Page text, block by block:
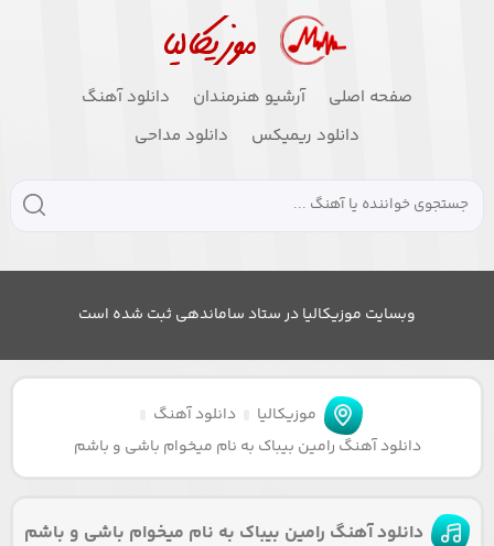
صفحه اصلی آرشیو هنرمندان
دانلود آهنگ
دانلود ریمیکس
دانلود مداحی
وبسایت موزیکالیا در ستاد ساماندهی ثبت شده است
موزیکالیا
دانلود آهنگ
دانلود آهنگ رامین بیباک به نام میخوام باشی و باشم
دانلود آهنگ رامین بیباک به نام میخوام باشی و باشم